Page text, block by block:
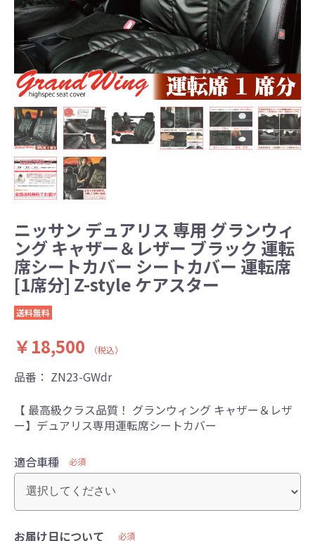
ニッサン デュアリス 専用 グランウィ
ング キャザー＆レザー ブラック 運転
席シートカバー シートカバー 運転席
[1席分] Z-style ケアスター
送料無料
￥18,500 （税込）
品番： ZN23-GWdr
【 最高級クラス品質！ グランウィング キャザー＆レザ
ー】デュアリス専用運転席シートカバー
適合車種 必須
お届け日について 必須